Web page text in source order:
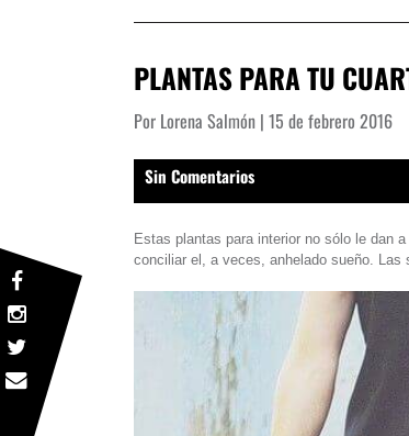
PLANTAS PARA TU
Por Lorena Salmón | 15 de febrero 2016
Sin Comentarios
Estas plantas para interior no sólo le dan
conciliar el, a veces, anhelado sueño. Las